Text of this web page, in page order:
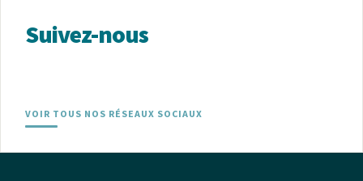
Suivez-nous
VOIR TOUS NOS RÉSEAUX SOCIAUX